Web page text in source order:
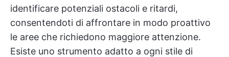
identificare potenziali ostacoli e ritardi,
consentendoti di affrontare in modo proattivo
le aree che richiedono maggiore attenzione.
Esiste uno strumento adatto a ogni stile di